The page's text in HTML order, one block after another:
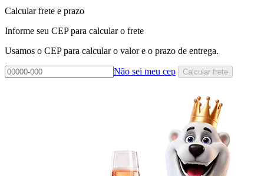
Calcular frete e prazo
Informe seu CEP para calcular o frete
Usamos o CEP para calcular o valor e o prazo de entrega.
Não sei meu cep Calcular frete